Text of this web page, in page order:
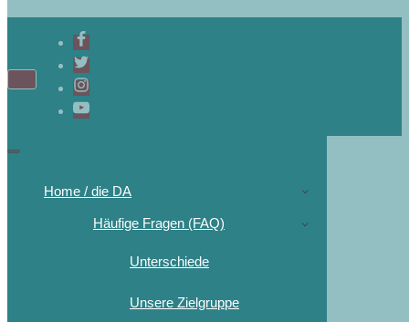
Home / die DA
Häufige Fragen (FAQ)
Unterschiede
Unsere Zielgruppe